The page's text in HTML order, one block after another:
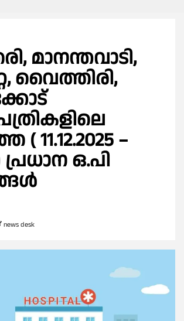
മാനന്തവാടി,
വൈത്തിരി,
( 11.12.2025 –
പ്രധാന ഒ.പി
news desk